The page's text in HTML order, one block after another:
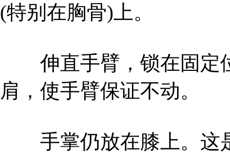
(特别在胸骨)上。
伸直手臂，锁在固定
肩，使手臂保证不动。
手掌仍放在膝上。这